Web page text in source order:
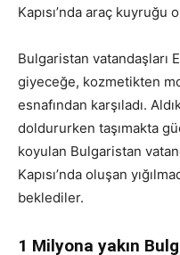
Kapısı’nda araç kuyruğu
Bulgaristan vatandaşları
giyeceğe, kozmetikten
esnafından karşıladı.
doldururken taşımakta
koyulan Bulgaristan
Kapısı’nda oluşan
beklediler.
1 Milyona yakın